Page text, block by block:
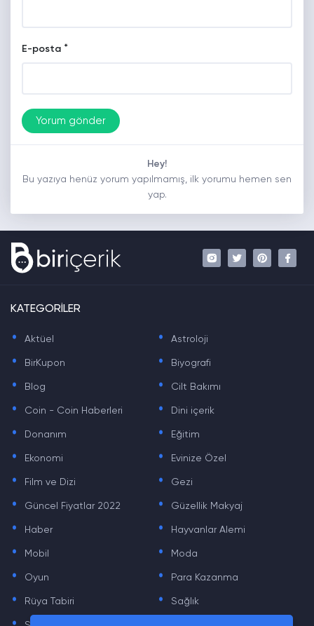
E-posta *
Hey!
Bu yazıya henüz yorum yapılmamış, ilk yorumu hemen sen
yap.
KATEGORİLER
. Aktüel . Astroloji
. BirKupon . Biyografi
. Blog . Cilt Bakımı
. Coin - Coin Haberleri . Dini içerik
. Donanım . Eğitim
. Ekonomi . Evinize Özel
. Film ve Dizi . Gezi
. Güncel Fiyatlar 2022 . Güzellik Makyaj
. Haber . Hayvanlar Alemi
. Mobil . Moda
. Oyun . Para Kazanma
. Rüya Tabiri . Sağlık
. .